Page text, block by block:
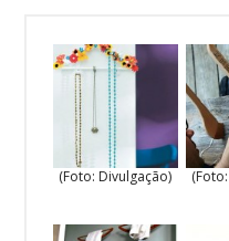
(Foto: Divulgação)